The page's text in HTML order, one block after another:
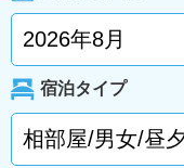
宿泊タイプ